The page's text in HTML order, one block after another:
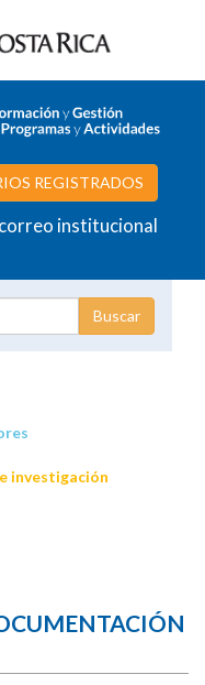
REGISTRADOS
institucional
investigación